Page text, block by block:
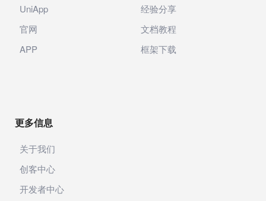
UniApp
官网
APP
经验分享
文档教程
框架下载
更多信息
关于我们
创客中心
开发者中心